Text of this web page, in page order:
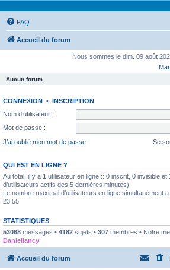
FAQ
Accueil du forum
Nous sommes le dim. 09 août
Aucun forum.
CONNEXION • INSCRIPTION
Nom d’utilisateur :
Mot de passe :
J’ai oublié mon mot de passe
Se
QUI EST EN LIGNE ?
Au total, il y a 1 utilisateur en ligne :: 0 inscrit, 0 invisible et
d’utilisateurs actifs des 5 dernières minutes)
Le nombre maximal d’utilisateurs en ligne simultanément
23:55
STATISTIQUES
53068 messages • 4182 sujets • 307 membres • Notre
Daniellancy
Accueil du forum